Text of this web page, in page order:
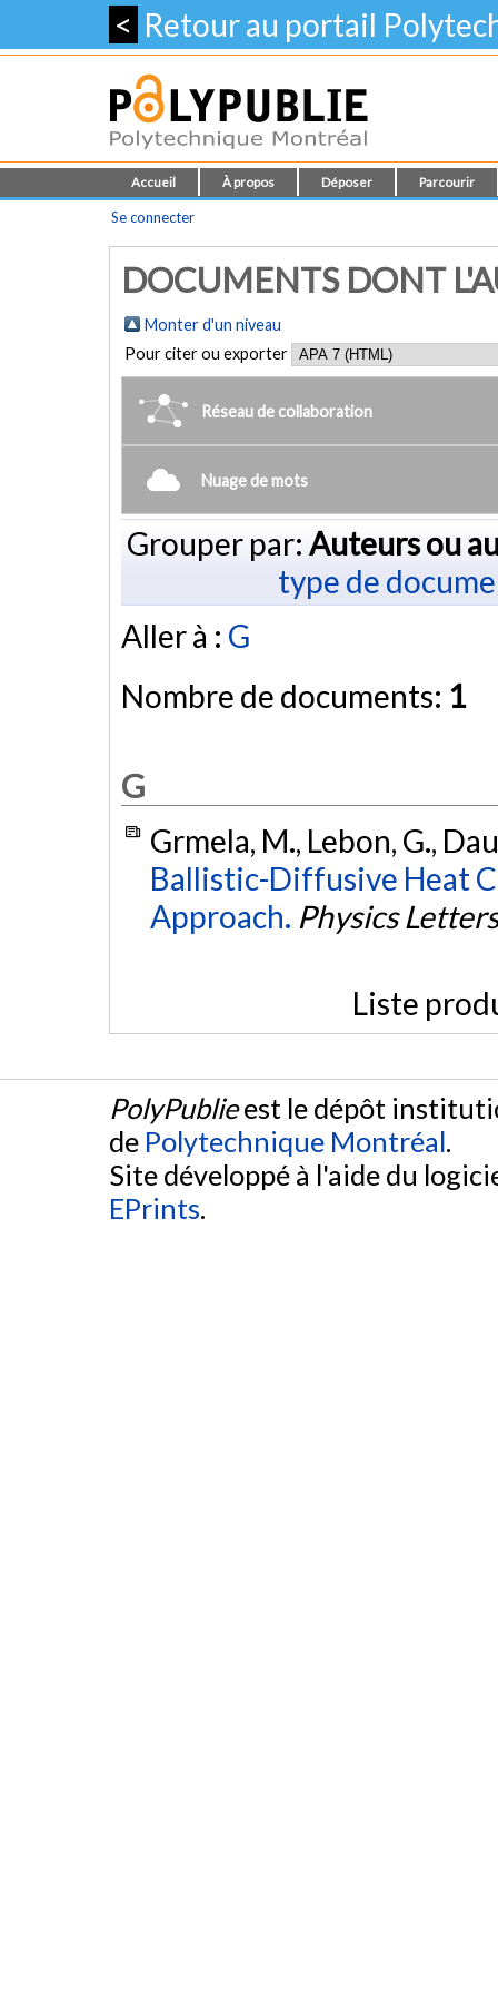
< Retour au portail
Accueil À propos Déposer Parcourir
Se connecter
DOCUMENTS DONT
Monter d'un niveau
Pour citer ou exporter
Réseau de collaboration
Nuage de mots
Grouper par: Auteurs ou
type de
Aller à : G
Nombre de documents: 1
G
Grmela, M., Lebon, G.,
Ballistic-Diffusive Heat
Approach. Physics
Liste
PolyPublieest le dépôt
de Polytechnique Montréal.
Site développé à l'aide du
EPrints.